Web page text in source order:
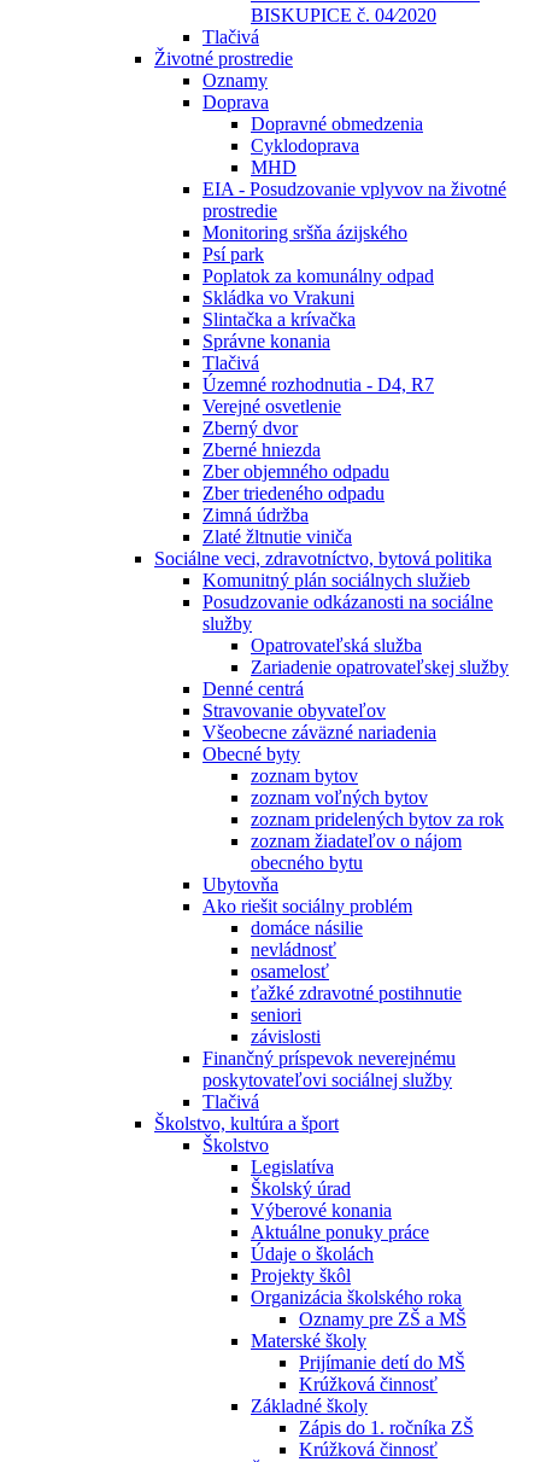
BISKUPICE č. 04⁄2020
Tlačivá
Životné prostredie
Oznamy
Doprava
Dopravné obmedzenia
Cyklodoprava
MHD
EIA - Posudzovanie vplyvov na životné
prostredie
Monitoring sršňa ázijského
Psí park
Poplatok za komunálny odpad
Skládka vo Vrakuni
Slintačka a krívačka
Správne konania
Tlačivá
Územné rozhodnutia - D4, R7
Verejné osvetlenie
Zberný dvor
Zberné hniezda
Zber objemného odpadu
Zber triedeného odpadu
Zimná údržba
Zlaté žltnutie viniča
Sociálne veci, zdravotníctvo, bytová politika
Komunitný plán sociálnych služieb
Posudzovanie odkázanosti na sociálne
služby
Opatrovateľská služba
Zariadenie opatrovateľskej služby
Denné centrá
Stravovanie obyvateľov
Všeobecne záväzné nariadenia
Obecné byty
zoznam bytov
zoznam voľných bytov
zoznam pridelených bytov za rok
zoznam žiadateľov o nájom
obecného bytu
Ubytovňa
Ako riešit sociálny problém
domáce násilie
nevládnosť
osamelosť
ťažké zdravotné postihnutie
seniori
závislosti
Finančný príspevok neverejnému
poskytovateľovi sociálnej služby
Tlačivá
Školstvo, kultúra a šport
Školstvo
Legislatíva
Školský úrad
Výberové konania
Aktuálne ponuky práce
Údaje o školách
Projekty škôl
Organizácia školského roka
Oznamy pre ZŠ a MŠ
Materské školy
Prijímanie detí do MŠ
Krúžková činnosť
Základné školy
Zápis do 1. ročníka ZŠ
Krúžková činnosť